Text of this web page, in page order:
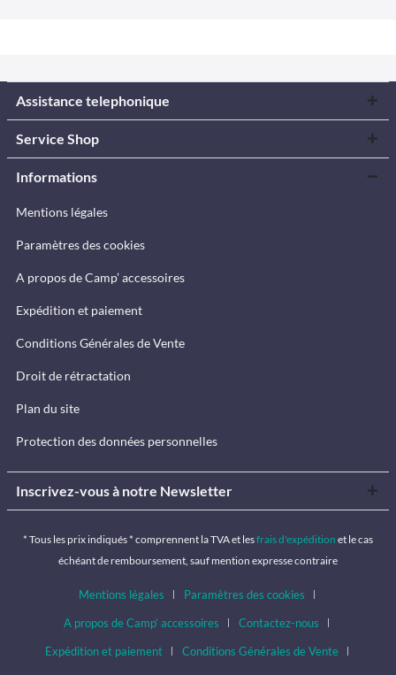
Assistance telephonique
Service Shop
Informations
Mentions légales
Paramètres des cookies
A propos de Camp’ accessoires
Expédition et paiement
Conditions Générales de Vente
Droit de rétractation
Plan du site
Protection des données personnelles
Inscrivez-vous à notre Newsletter
* Tous les prix indiqués * comprennent la TVA et lesfrais d'expédition et le cas
échéant de remboursement, sauf mention expresse contraire
Mentions légales
Paramètres des cookies
A propos de Camp’ accessoires
Contactez-nous
Expédition et paiement
Conditions Générales de Vente